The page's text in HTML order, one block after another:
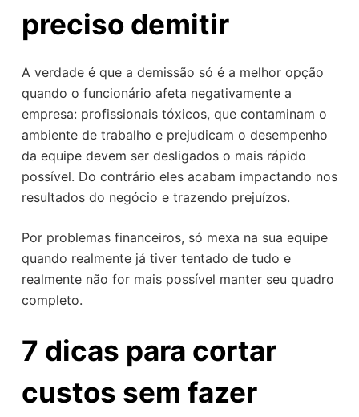
preciso demitir
A verdade é que a demissão só é a melhor opção
quando o funcionário afeta negativamente a
empresa: profissionais tóxicos, que contaminam o
ambiente de trabalho e prejudicam o desempenho
da equipe devem ser desligados o mais rápido
possível. Do contrário eles acabam impactando nos
resultados do negócio e trazendo prejuízos.
Por problemas financeiros, só mexa na sua equipe
quando realmente já tiver tentado de tudo e
realmente não for mais possível manter seu quadro
completo.
7 dicas para cortar
custos sem fazer